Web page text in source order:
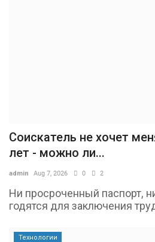
Соискатель не хочет
лет - можно ли...
admin Aug 7, 2026 0 2
Ни просроченный паспорт,
годятся для заключения
Технологии